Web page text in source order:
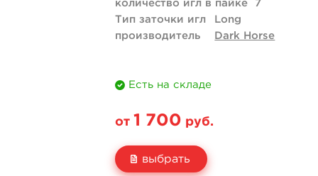
количество игл в пайке
7
Тип заточки игл
Long
производитель
Dark Horse
Есть на складе
от 1 700 руб.
выбрать